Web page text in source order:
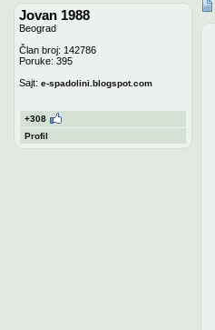
Jovan 1988
Beograd
Član broj: 142786
Poruke: 395
Sajt: e-spadolini.blogspot.com
+308
Profil